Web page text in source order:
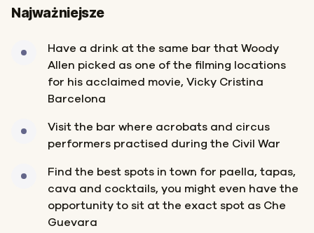
Najważniejsze
Have a drink at the same bar that Woody
Allen picked as one of the filming locations
for his acclaimed movie, Vicky Cristina
Barcelona
Visit the bar where acrobats and circus
performers practised during the Civil War
Find the best spots in town for paella, tapas,
cava and cocktails, you might even have the
opportunity to sit at the exact spot as Che
Guevara